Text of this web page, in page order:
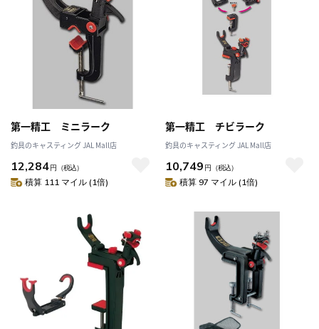
第一精工 ミニラーク
釣具のキャスティング JAL Mall店
12,284円 （税込）
積算 111 マイル (1倍)
第一精工 チビラーク
釣具のキャスティング JAL Mall店
10,749 円 （税込）
積算 97 マイル (1倍)